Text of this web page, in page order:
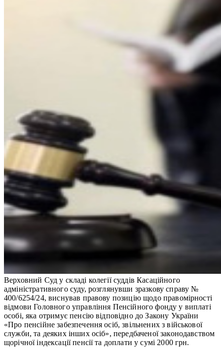
Верховний Суд у складі колегії суддів Касаційного
адміністративного суду, розглянувши зразкову справу №
400/6254/24, виснував правову позицію щодо правомірності
відмови Головного управління Пенсійного фонду у виплаті
особі, яка отримує пенсію відповідно до Закону України
«Про пенсійне забезпечення осіб, звільнених з військової
служби, та деяких інших осіб», передбаченої законодавством
щорічної індексації пенсії та доплати у сумі 2000 грн.